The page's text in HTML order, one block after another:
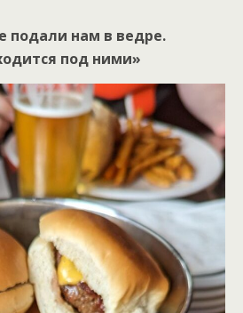
подали нам в ведре.
под ними»